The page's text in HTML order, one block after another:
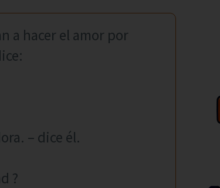
a hacer el amor por
– dice él.
?